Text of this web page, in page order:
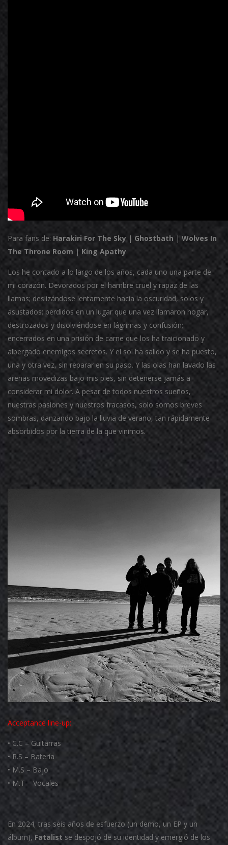
Para fans de: Harakiri For The Sky | Ghostbath | Wolves In
The Throne Room | King Apathy
Los he contado a lo largo de los años, cada uno una parte de
mi corazón. Devorados por el hambre cruel y rapaz de las
llamas; deslizándose lentamente hacia la oscuridad, solos y
asustados; perdidos en un lugar que una vez llamaron hogar,
destrozados y disolviéndose en lágrimas y confusión;
encerrados en una prisión de carne que los ha traicionado y
albergado enemigos secretos. Y el sol ha salido y se ha puesto,
una y otra vez, sin reparar en su paso. Y las olas han lavado las
arenas movedizas bajo mis pies, sin detenerse jamás a
considerar mi dolor. A pesar de todos nuestros sueños,
nuestras pasiones y nuestros fracasos, solo somos breves
sombras, danzando bajo la lluvia de verano, tan rápidamente
absorbidos por la tierra de la que vinimos.
Acceptance line-up:
• C.C – Guitarras
• R.S – Batería
• M.S – Bajo
• M.T – Vocales
En 2024, tras seis años de esfuerzo (un demo, un EP y un
álbum), Fatalist se despojó de su identidad y emergió de los